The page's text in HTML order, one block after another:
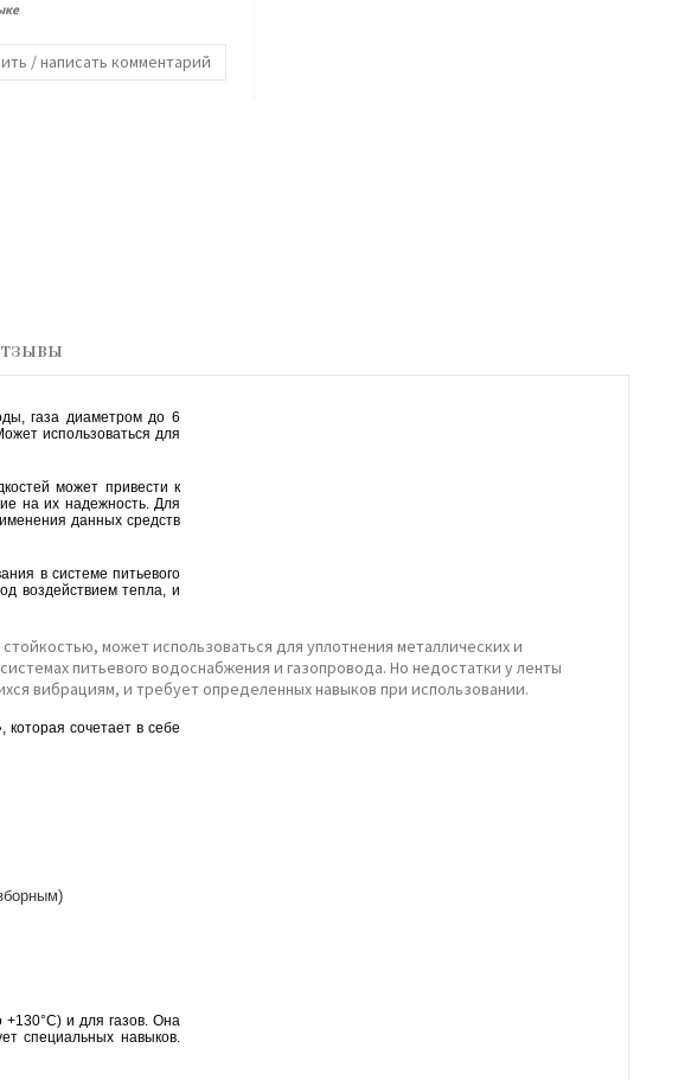
/ написать комментарий
газа диаметром до 6
использоваться для
может привести к
на их надежность. Для
данных средств
в системе питьевого
воздействием тепла, и
может использоваться для уплотнения металлических и
питьевого водоснабжения и газопровода. Но недостатки у ленты
вибрациям, и требует определенных навыков при использовании.
, которая сочетает в себе
+130°С) и для газов. Она
специальных навыков.